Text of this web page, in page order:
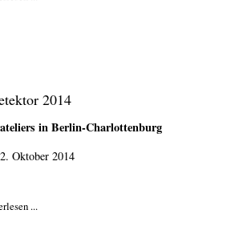
2014
in Berlin-Charlottenburg
Oktober 2014
...